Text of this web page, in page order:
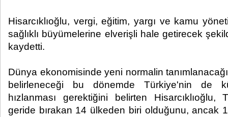
Hisarcıklıoğlu, vergi, eğitim, yargı ve kamu
sağlıklı büyümelerine elverişli hale getirecek
kaydetti.
Dünya ekonomisinde yeni normalin
belirleneceği bu dönemde Türkiye'nin de
hızlanması gerektiğini belirten
geride bırakan 14 ülkeden biri olduğunu, ancak